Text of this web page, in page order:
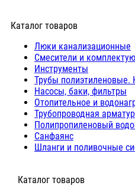
Каталог товаров
Люки канализационные
Cмесители и
Инструменты
Трубы полиэтиленовые.
Насосы, баки, фильтры
Отопительное и
Трубопроводная
Полипропиленовый
Санфаянс
Шланги и поливочные
⠀Каталог товаров